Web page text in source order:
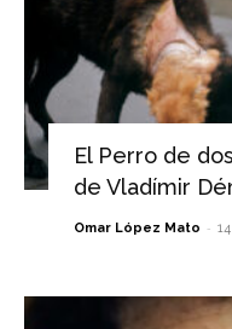
El Perro de
de Vladímir
Omar López Mato -